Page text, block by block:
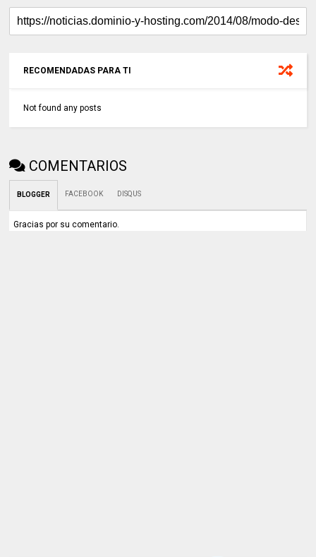
RECOMENDADAS PARA TI
Not found any posts
COMENTARIOS
BLOGGER FACEBOOK DISQUS
Gracias por su comentario.